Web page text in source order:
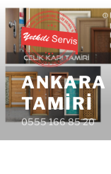
İçeriğe
geç
TAMIRI
0555 166 85 20